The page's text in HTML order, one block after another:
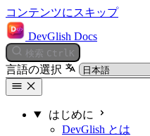
コンテンツにスキップ
DevGlish Docs
検索 Ctrl K
言語の選択
はじめに
DevGlish とは